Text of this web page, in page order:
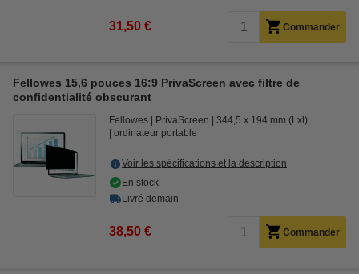
31,50 € Commander
Fellowes 15,6 pouces 16:9 PrivaScreen avec filtre de
confidentialité obscurant
Fellowes PrivaScreen
344,5 x 194 mm (Lxl)
ordinateur portable
Voir les spécifications et la description
En stock
Livré demain
38,50 € Commander